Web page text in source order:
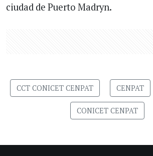
ciudad de Puerto Madryn.
CCT CONICET CENPAT CENPAT
CONICET CENPAT